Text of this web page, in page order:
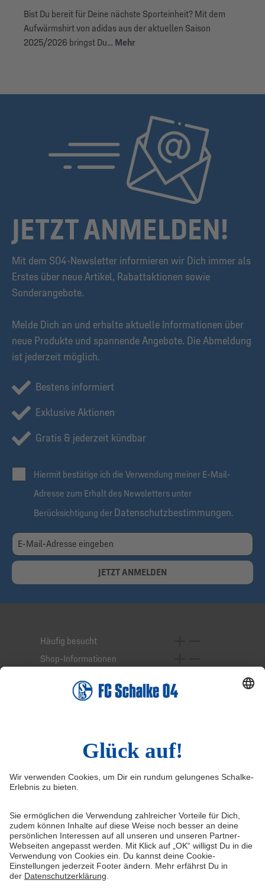
Bist Du bereit für Deine nächste Sporteinheit? Mit dem
Aufwärmshirt von adidas aus der aktuellen Saison
2025/2026 bringst Du… Mehr
JETZT ANMELDEN!
Mit dem S04-Newsletter informieren wir Dich immer als
Erstes über neue Artikel, Rabattaktionen sowie
Sonderangebote.
Melde Dich an und erhalte aktuelle Informationen über
neue Produkte und spannende Angebote. Die Abmeldung
ist jederzeit möglich.
Bestens informiert
Exklusive Aktionen
Gratis & jederzeit kündbar
Hiermit bestätige ich die Verwendung meiner E-Mail-
Adresse zum Erhalt des Newsletters unter
Berücksichtigung der Datenschutzbestimmungen.
JETZT ANMELDEN
Häufig besucht
Shop-Informationen
Service-Hotline
Widerruf Vertrag widerrufen
AGB
Cookie-Einstellungen
Datenschutzerklärung Impressum